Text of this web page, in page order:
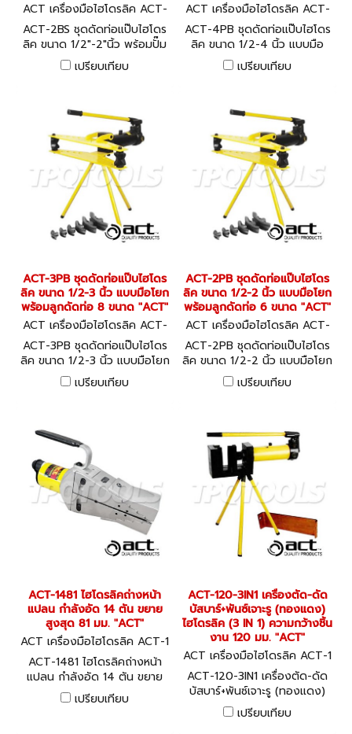
ACT เครื่องมือไฮโดรลิค ACT-
2BS
ACT-2BS ชุดดัดท่อแป๊บไฮโดร
ลิค ขนาด 1/2"-2"นิ้ว พร้อมปั๊ม
โยก+ลูกดัดท่อ (ครบชุด) "ACT"
เปรียบเทียบ
ACT เครื่องมือไฮโดรลิค ACT-
4PB
ACT-4PB ชุดดัดท่อแป๊บไฮโดร
ลิค ขนาด 1/2-4 นิ้ว แบบมือ
โยก พร้อมลูกดัดท่อ 8 ขนาด
"ACT"
เปรียบเทียบ
ACT-3PB ชุดดัดท่อแป๊บไฮโดร
ลิค ขนาด 1/2-3 นิ้ว แบบมือโยก
พร้อมลูกดัดท่อ 8 ขนาด "ACT"
ACT เครื่องมือไฮโดรลิค ACT-
3PB
ACT-3PB ชุดดัดท่อแป๊บไฮโดร
ลิค ขนาด 1/2-3 นิ้ว แบบมือโยก
พร้อมลูกดัดท่อ 8 ขนาด "ACT"
เปรียบเทียบ
ACT-2PB ชุดดัดท่อแป๊บไฮโดร
ลิค ขนาด 1/2-2 นิ้ว แบบมือโยก
พร้อมลูกดัดท่อ 6 ขนาด "ACT"
ACT เครื่องมือไฮโดรลิค ACT-
2PB
ACT-2PB ชุดดัดท่อแป๊บไฮโดร
ลิค ขนาด 1/2-2 นิ้ว แบบมือโยก
พร้อมลูกดัดท่อ 6 ขนาด "ACT"
เปรียบเทียบ
ACT-1481 ไฮโดรลิคถ่างหน้า
แปลน กำลังอัด 14 ตัน ขยาย
สูงสุด 81 มม. "ACT"
ACT เครื่องมือไฮโดรลิค ACT-1
481
ACT-1481 ไฮโดรลิคถ่างหน้า
แปลน กำลังอัด 14 ตัน ขยาย
สูงสุด 81 มม. "ACT"
เปรียบเทียบ
ACT-120-3IN1 เครื่องตัด-ดัด
บัสบาร์+พันซ์เจาะรู (ทองแดง)
ไฮโดรลิค (3 IN 1) ความกว้างชิ้น
งาน 120 มม. "ACT"
ACT เครื่องมือไฮโดรลิค ACT-1
20-3IN1
ACT-120-3IN1 เครื่องตัด-ดัด
บัสบาร์+พันซ์เจาะรู (ทองแดง)
ไฮโดรลิค (3 IN 1) ความกว้างชิ้น
งาน 120 มม. "ACT"
เปรียบเทียบ